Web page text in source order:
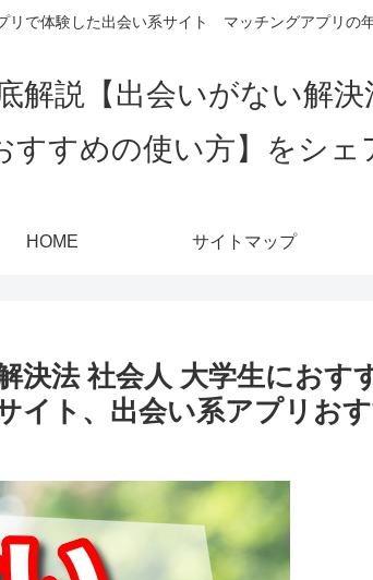
リで体験した出会い系サイト マッチングアプリの
解説【出会いがない
すすめの使い方】を
HOME サイトマップ
決法 社会人 大学生におす
イト、出会い系アプリお